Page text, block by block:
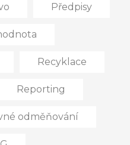
Předpisy
Recyklace
Reporting
odměňování